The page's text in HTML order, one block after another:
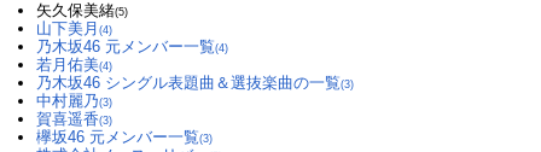
矢久保美緒(5)
山下美月 (4)
乃木坂46 元メンバー一覧(4)
若月佑美(4)
乃木坂46 シングル表題曲＆選抜楽曲の一覧(3)
中村麗乃(3)
賀喜遥香(3)
欅坂46 元メンバー一覧(3)